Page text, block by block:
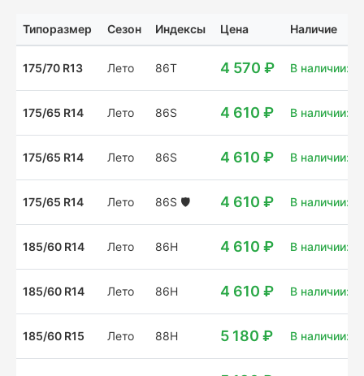
Типоразмер Сезон Индексы Цена Наличие
175/70 R13 Лето 86T 4 570 ₽ В наличии:
175/65 R14 Лето 86S 4 610 ₽ В наличии:
175/65 R14 Лето 86S 4 610 ₽ В наличии:
175/65 R14 Лето 86S 🛡️ 4 610 ₽ В наличии: 9
185/60 R14 Лето 86H 4 610 ₽ В наличии: 8
185/60 R14 Лето 86H 4 610 ₽ В наличии:
185/60 R15 Лето 88H 5 180 ₽ В наличии: 8